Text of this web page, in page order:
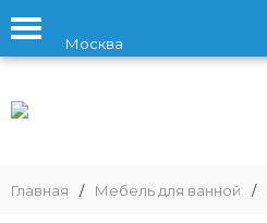
Москва
Главная / Мебель для ванной /